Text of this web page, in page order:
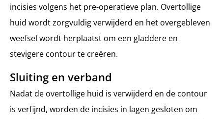
incisies volgens het pre-operatieve plan. Overtollige
huid wordt zorgvuldig verwijderd en het overgebleven
weefsel wordt herplaatst om een gladdere en
stevigere contour te creëren.
Sluiting en verband
Nadat de overtollige huid is verwijderd en de contour
is verfijnd, worden de incisies in lagen gesloten om